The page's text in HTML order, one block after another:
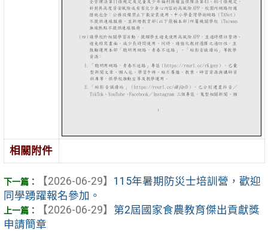
相關附件
【2026-06-29】 115年暑期防災士培訓營，歡迎
同學踴躍報名參加。
【2026-06-29】 第2屆國家食農教育傑出貢獻獎
申請簡章